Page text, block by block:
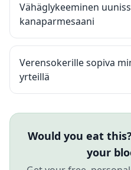
Vähäglykeeminen
kanaparmesaani
Verensokerille sopiva
yrteillä
Would you eat
your